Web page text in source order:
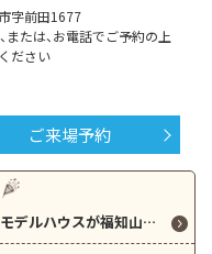
字前田1677
または、お電話でご予約の上
ださい
ご来場予約
★【予約制 完成現場見学会】i-cube のモデルハウスが福知山市前田でご見学いただけます！！★